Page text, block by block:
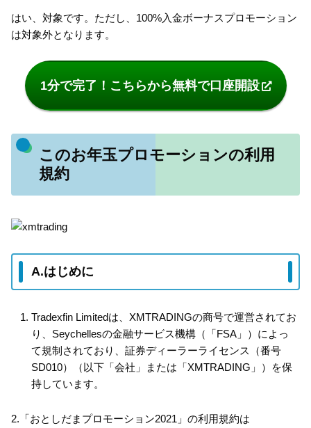
はい、対象です。ただし、100%入金ボーナスプロモーション
は対象外となります。
1分で完了！こちらから無料で口座開設
このお年玉プロモーションの利用
規約
A.はじめに
Tradexfin Limitedは、XMTRADINGの商号で運営されてお
り、Seychellesの金融サービス機構（「FSA」）によっ
て規制されており、証券ディーラーライセンス（番号
SD010）（以下「会社」または「XMTRADING」）を保
持しています。
2.「おとしだまプロモーション2021」の利用規約は